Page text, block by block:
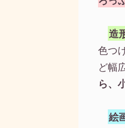
造
色つ
ど幅
ら、
絵